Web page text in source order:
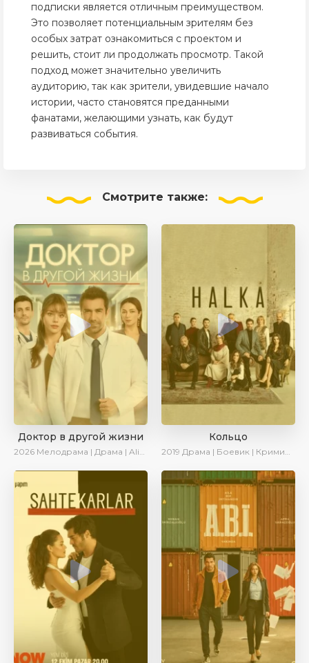
подписки является отличным преимуществом.
Это позволяет потенциальным зрителям без
особых затрат ознакомиться с проектом и
решить, стоит ли продолжать просмотр. Такой
подход может значительно увеличить
аудиторию, так как зрители, увидевшие начало
истории, часто становятся преданными
фанатами, желающими узнать, как будут
развиваться события.
Смотрите также:
Доктор в другой жизни
2026 Мелодрама | Драма | AlisaDirilis | Новинки
Кольцо
2019 Драма | Боевик | Криминал